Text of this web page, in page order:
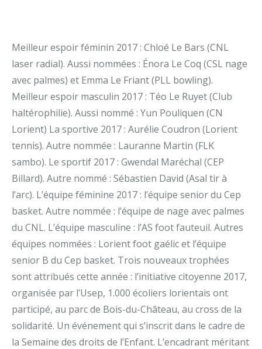
Meilleur espoir féminin 2017 : Chloé Le Bars (CNL
laser radial). Aussi nommées : Énora Le Coq (CSL nage
avec palmes) et Emma Le Friant (PLL bowling).
Meilleur espoir masculin 2017 : Téo Le Ruyet (Club
haltérophilie). Aussi nommé : Yun Pouliquen (CN
Lorient) La sportive 2017 : Aurélie Coudron (Lorient
tennis). Autre nommée : Lauranne Martin (FLK
sambo). Le sportif 2017 : Gwendal Maréchal (CEP
Billard). Autre nommé : Sébastien David (Asal tir à
l’arc). L’équipe féminine 2017 : l’équipe senior du Cep
basket. Autre nommée : l’équipe de nage avec palmes
du CNL. L’équipe masculine : l’AS foot fauteuil. Autres
équipes nommées : Lorient foot gaélic et l’équipe
senior B du Cep basket. Trois nouveaux trophées
sont attribués cette année : l’initiative citoyenne 2017,
organisée par l’Usep, 1.000 écoliers lorientais ont
participé, au parc de Bois-du-Château, au cross de la
solidarité. Un événement qui s’inscrit dans le cadre de
la Semaine des droits de l’Enfant. L’encadrant méritant